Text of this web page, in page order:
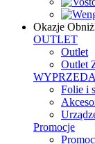
Okazje
OUTLET
Outlet
Outlet
Folie i
Promocje